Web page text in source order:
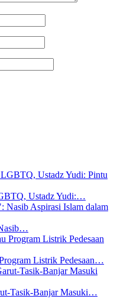
Ustadz Yudi:…
Listrik Pedesaan…
Tasik-Banjar Masuki…